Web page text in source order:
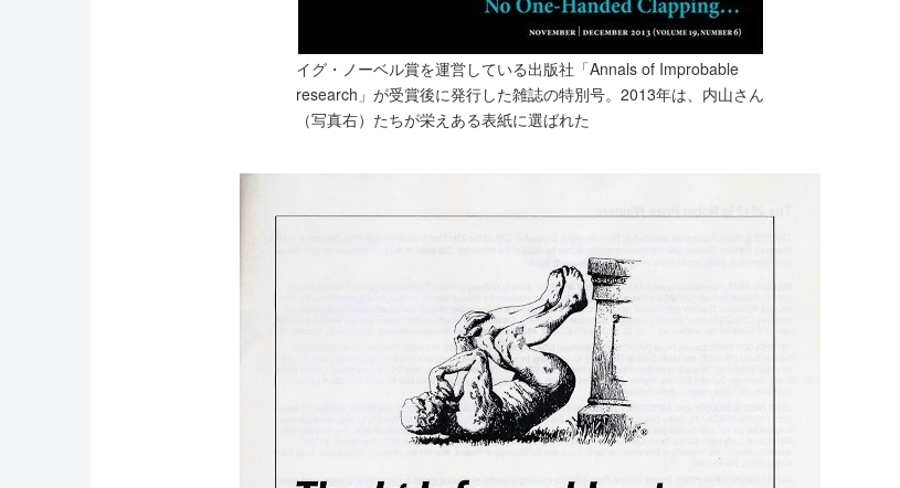
イグ・ノーベル賞を運営している出版社「Annals of Improbable
research」が受賞後に発行した雑誌の特別号。2013年は、内山さん
（写真右）たちが栄えある表紙に選ばれた